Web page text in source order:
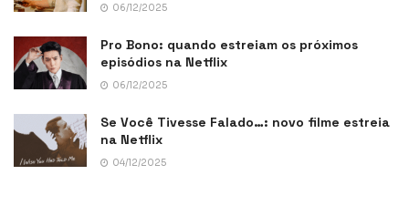
06/12/2025
Pro Bono: quando estreiam os próximos
episódios na Netflix
06/12/2025
Se Você Tivesse Falado…: novo filme estreia
na Netflix
04/12/2025